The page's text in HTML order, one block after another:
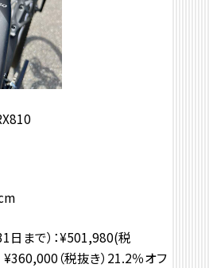
日まで）：¥501,980(税
（税抜き）21.2％オフ